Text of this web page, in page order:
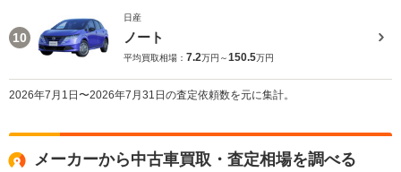
10
日産
ノート
平均買取相場： 7.2万円～150.5万円
2026年7月1日〜2026年7月31日の査定依頼数を元に集計。
メーカーから中古車買取・査定相場を調べる